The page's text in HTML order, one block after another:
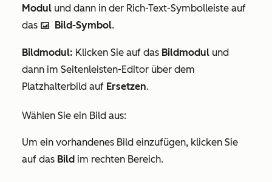
Modul und dann in der Rich-Text-Symbolleiste auf
das insertImage ici Bild-Symbol.
Bildmodul: Klicken Sie auf das Bildmodul und
dann im Seitenleisten-Editor über dem
Platzhalterbild auf Ersetzen.
Wählen Sie ein Bild aus:
Um ein vorhandenes Bild einzufügen, klicken Sie
auf das Bild im rechten Bereich.